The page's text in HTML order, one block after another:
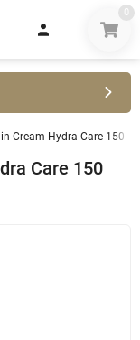
0
in Cream Hydra Care 150
Care 150